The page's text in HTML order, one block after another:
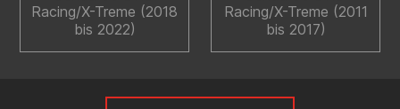
Racing/X-Treme (2018
bis 2022)
Racing/X-Treme (2011
bis 2017)